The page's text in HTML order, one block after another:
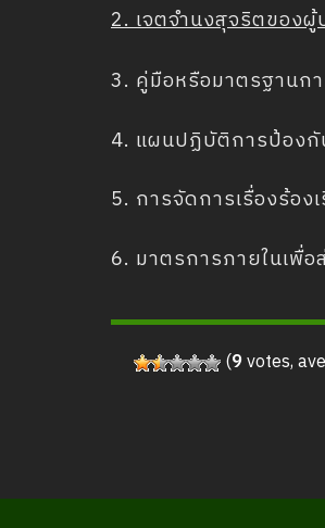
2. เจตจำนงสุจริตของ
3. คู่มือหรือมาตรฐานก
4. แผนปฏิบัติการป้อง
5. การจัดการเรื่องร้อง
6. มาตรการภายในเพื่
(9votes,